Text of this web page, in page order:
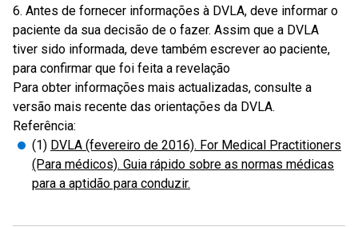
6. Antes de fornecer informações à DVLA, deve informar o
paciente da sua decisão de o fazer. Assim que a DVLA
tiver sido informada, deve também escrever ao paciente,
para confirmar que foi feita a revelação
Para obter informações mais actualizadas, consulte a
versão mais recente das orientações da DVLA.
Referência:
(1) DVLA (fevereiro de 2016). For Medical Practitioners
(Para médicos). Guia rápido sobre as normas médicas
para a aptidão para conduzir.